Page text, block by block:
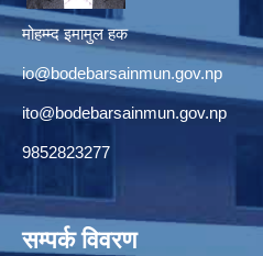
मोहम्म्द इमामुल हक
io@bodebarsainmun.gov.np
ito@bodebarsainmun.gov.np
9852823277
सम्पर्क विवरण